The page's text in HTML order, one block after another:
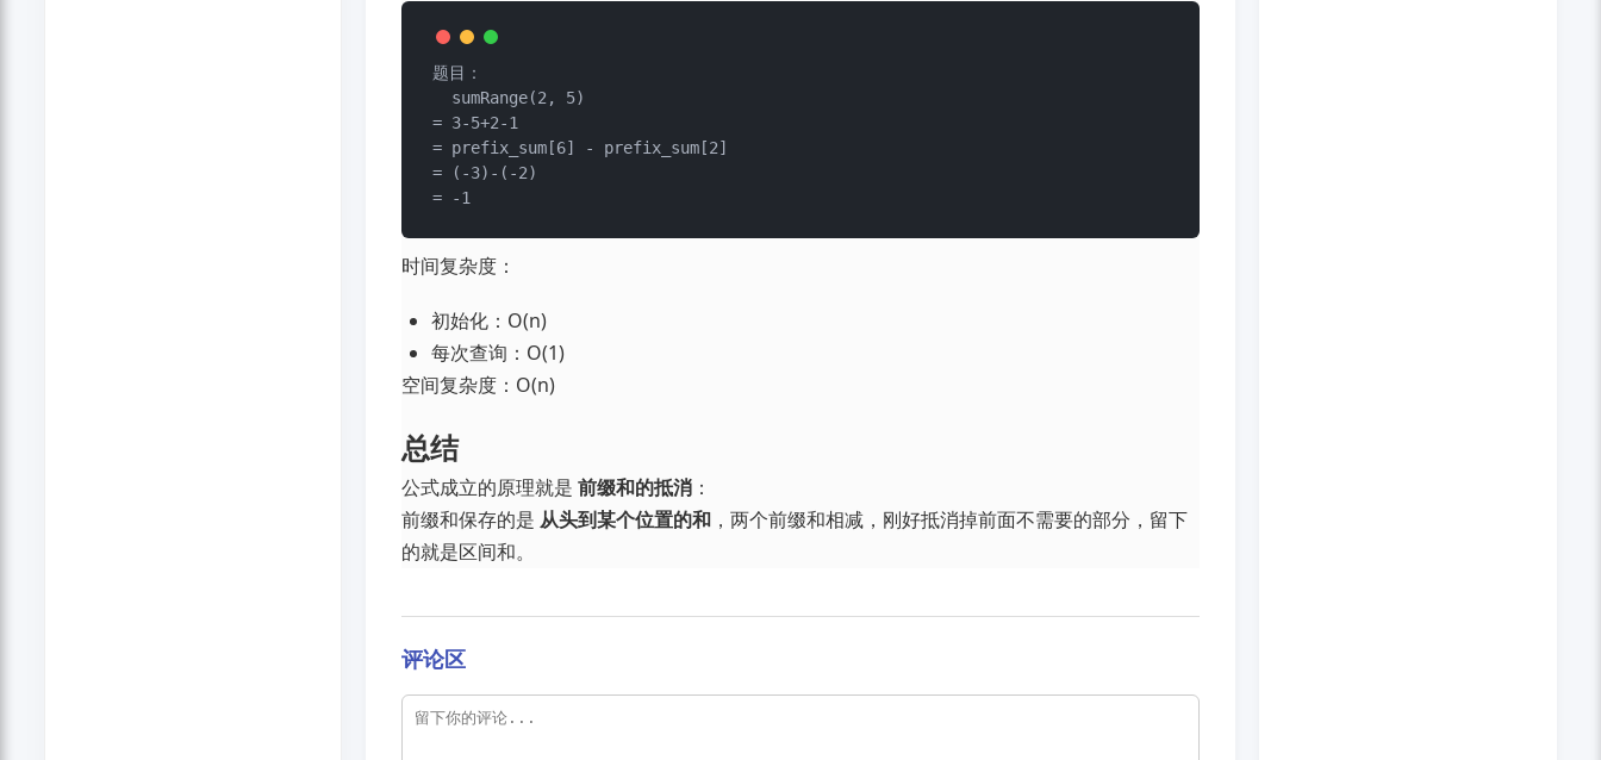
题目：
= 3-5+2-1
= prefix_sum[6] - prefix_sum[2]
= (-3)-(-2)
时间复杂度：
初始化：O(n)
每次查询：O(1)
空间复杂度：O(n)
总结
公式成立的原理就是 前缀和的抵消 ：
前缀和保存的是 从头到某个位置的和 ，两个前缀和相减，刚好抵消掉前面不需要的部分，留下
的就是区间和。
评论区